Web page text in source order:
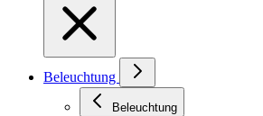
Beleuchtung
Beleuchtung